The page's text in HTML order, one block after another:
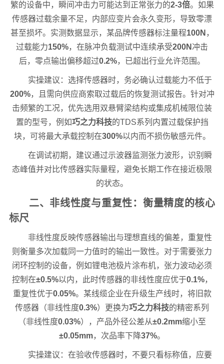
繁的设备中，瞬间冲击力可能达到正常张力的2-3倍。如果
传感器过载余量不足，内部应变片会永久变形，导致零漂
甚至损坏。实测数据显示，某品牌传感器标注量程100N ，
过载能力150%，在脉冲负载测试中连续承受200N 冲击
后，零点输出偏移超过0.2%，已超出行业允许范围。
实操建议：选择传感器时，务必确认过载能力不低于
200%，且需向供应商索取过载后的恢复测试报告。针对冲
击频繁的工况，优先选用双悬臂梁结构或集成机械限位装
置的型号，例如巧之力科技的TDS系列内置过载保护挡
块，可将最大承载控制在300%以内而不损伤敏感元件。
在调试初期，建议通过示波器监测张力波形，识别瞬
态峰值并对比传感器实际量程，避免长期工作在接近极限
的状态。
二、非线性度与重复性：衡量精度的核心
标尺
非线性度反映传感器输出与理想直线的偏差，重复性
则衡量多次加载同一力值时的输出一致性。对于需要张力
闭环控制的设备，例如锂电池极片涂布机，张力波动必须
控制在±0.5%以内，此时传感器的非线性度应优于0.1%，
重复性优于0.05%。某线缆企业在升级生产线时，将旧款
传感器（非线性度0.3%）更换为巧之力科技的精密系列
（非线性度0.03%），产品外径公差从±0.2mm缩小至
±0.05mm，次品率下降37%。
实操建议：在验收传感器时，不要只看标称值，应要